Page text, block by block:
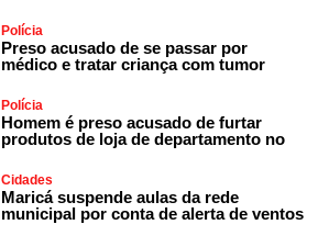
Polícia
Preso acusado de se passar por
médico e tratar criança com tumor
Polícia
Homem é preso acusado de furtar
produtos de loja de departamento no
Cidades
Maricá suspende aulas da rede
municipal por conta de alerta de ventos